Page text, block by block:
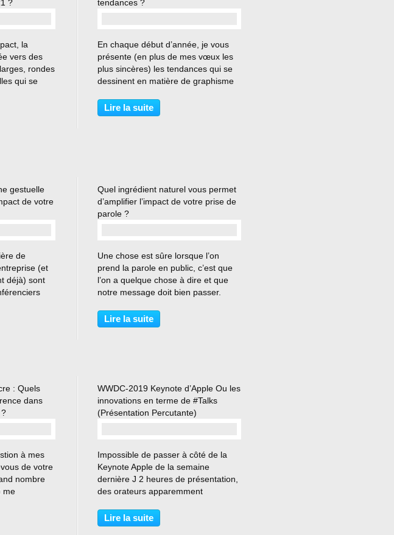
?
la
vers des
rondes
qui se
sur
tendances ?
En chaque début d’année, je vous
présente (en plus de mes vœux les
plus sincères) les tendances qui se
dessinent en matière de graphisme
notamment) Commençons cette
année par les tendances de couleurs
Lire la suite
gestuelle
de votre
de
(et
déjà) sont
nombre de
mes clients
Quel ingrédient naturel vous permet
d’amplifier l’impact de votre prise de
parole ?
Une chose est sûre lorsque l’on
prend la parole en public, c’est que
l’on a quelque chose à dire et que
notre message doit bien passer.
chose aisée, je vous le concède.
Certains de mes clients me parlent
Lire la suite
: Quels
dans
à mes
de votre
nombre
me
veulent
veulent
WWDC-2019 Keynote d’Apple Ou les
innovations en terme de #Talks
(Présentation Percutante)
Impossible de passer à côté de la
Keynote Apple de la semaine
dernière J 2 heures de présentation,
des orateurs apparemment
nouveautés et les innovations
technologiques que va mettre sur le
Lire la suite